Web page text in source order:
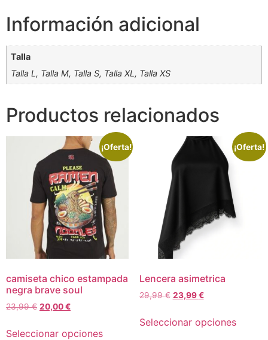
Información adicional
Talla
Talla L, Talla M, Talla S, Talla XL, Talla XS
Productos relacionados
¡Oferta!
camiseta chico estampada
negra brave soul
23,99€ 20,00€
Seleccionar opciones
¡Oferta!
Lencera asimetrica
29,99€ 23,99€
Seleccionar opciones